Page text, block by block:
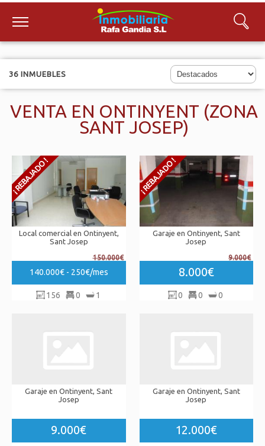
36 INMUEBLES
VENTA EN ONTINYENT (ZONA
SANT JOSEP)
Local comercial en Ontinyent,
Sant Josep
150.000€
140.000€ - 250€/mes
156 0 1
Garaje en Ontinyent, Sant
Josep
9.000€
8.000€
0 0 0
Garaje en Ontinyent, Sant
Josep
9.000€
Garaje en Ontinyent, Sant
Josep
12.000€